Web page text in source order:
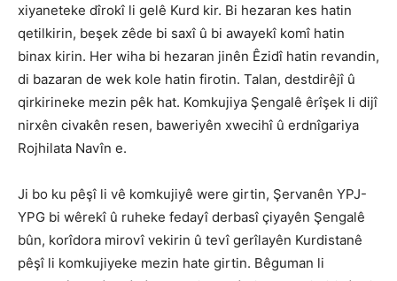
xiyaneteke dîrokî li gelê Kurd kir. Bi hezaran kes hatin
qetilkirin, beşek zêde bi saxî û bi awayekî komî hatin
binax kirin. Her wiha bi hezaran jinên Êzidî hatin revandin,
di bazaran de wek kole hatin firotin. Talan, destdirêjî û
qirkirineke mezin pêk hat. Komkujiya Şengalê êrîşek li dijî
nirxên civakên resen, baweriyên xwecihî û erdnîgariya
Rojhilata Navîn e.
Ji bo ku pêşî li vê komkujiyê were girtin, Şervanên YPJ-
YPG bi wêrekî û ruheke fedayî derbasî çiyayên Şengalê
bûn, korîdora mirovî vekirin û tevî gerîlayên Kurdistanê
pêşî li komkujiyeke mezin hate girtin. Bêguman li